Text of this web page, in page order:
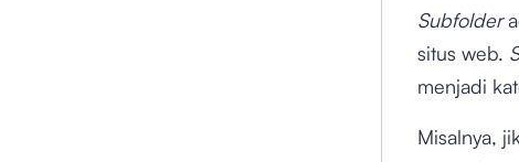
Subfolder
situs web.
menjadi
Misalnya,